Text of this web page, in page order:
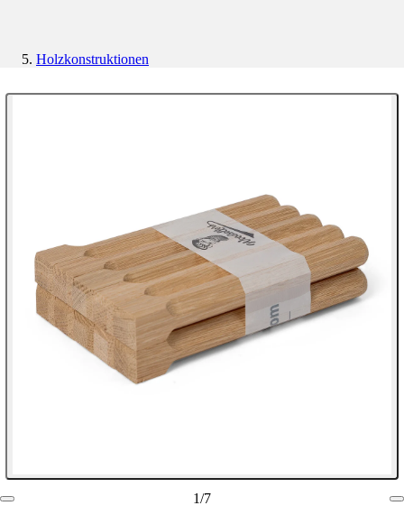
Holzkonstruktionen
1/7